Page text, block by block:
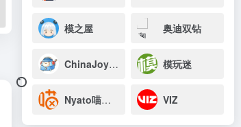
模之屋 奥迪双钻
ChinaJoy封面大赛 模玩迷
Nyato喵特活动 VIZ